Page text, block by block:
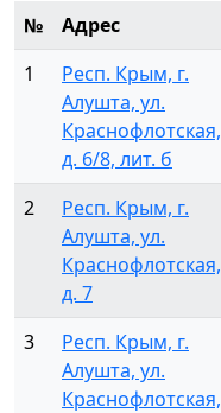
№ Адрес
1
Респ. Крым, г.
Алушта, ул.
Краснофлотская,
д. 6/8, лит. б
2
Респ. Крым, г.
Алушта, ул.
Краснофлотская,
д. 7
3
Респ. Крым, г.
Алушта, ул.
Краснофлотская,